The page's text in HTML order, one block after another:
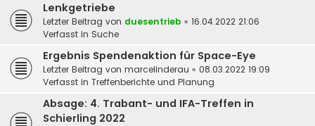
Lenkgetriebe
Letzter Beitrag von duesentrieb « 16.04.2022 21:06
Verfasst in Suche
Ergebnis Spendenaktion für Space-Eye
Letzter Beitrag von marcelinderau « 08.03.2022 19:09
Verfasst in Treffenberichte und Planung
Absage: 4. Trabant- und IFA-Treffen in
Schierling 2022